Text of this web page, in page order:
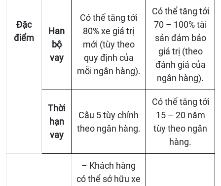
Đặc
điểm
Han
bộ
vay
Có thể tăng tới
80% xe giá trị
mới (tùy theo
quy định của
mỗi ngân hàng).
Có thể tăng tới
70 – 100% tài
sản đảm bảo
giá trị (theo
đánh giá của
ngân hàng).
Thời
hạn
vay
Câu 5 tùy chỉnh
theo ngân hàng.
Có thể tăng tới
15 – 20 năm
tùy theo ngân
hàng.
– Khách hàng
có thể sở hữu xe